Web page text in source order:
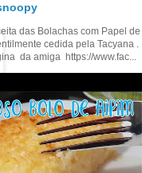
das Bolachas com Papel de
cedida pela Tacyana .
da amiga https://www.fac...